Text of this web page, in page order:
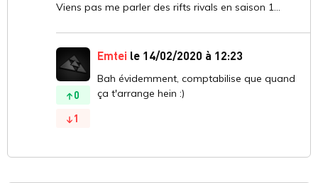
Viens pas me parler des rifts rivals en saison 1...
0
1
Emtei le 14/02/2020 à 12:23
Bah évidemment, comptabilise que quand
ça t'arrange hein :)